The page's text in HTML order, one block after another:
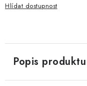
Hlídat
Popis produktu